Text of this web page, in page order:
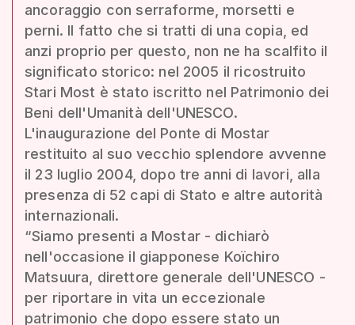
ancoraggio con serraforme, morsetti e
perni. Il fatto che si tratti di una copia, ed
anzi proprio per questo, non ne ha scalfito il
significato storico: nel 2005 il ricostruito
Stari Most è stato iscritto nel Patrimonio dei
Beni dell'Umanità dell'UNESCO.
L'inaugurazione del Ponte di Mostar
restituito al suo vecchio splendore avvenne
il 23 luglio 2004, dopo tre anni di lavori, alla
presenza di 52 capi di Stato e altre autorità
internazionali.
“Siamo presenti a Mostar - dichiarò
nell'occasione il giapponese Koïchiro
Matsuura, direttore generale dell'UNESCO -
per riportare in vita un eccezionale
patrimonio che dopo essere stato un